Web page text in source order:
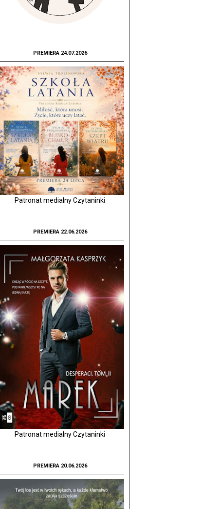
PREMIERA 24.07.2026
Patronat medialny Czytaninki
PREMIERA 22.06.2026
Patronat medialny Czytaninki
PREMIERA 20.06.2026